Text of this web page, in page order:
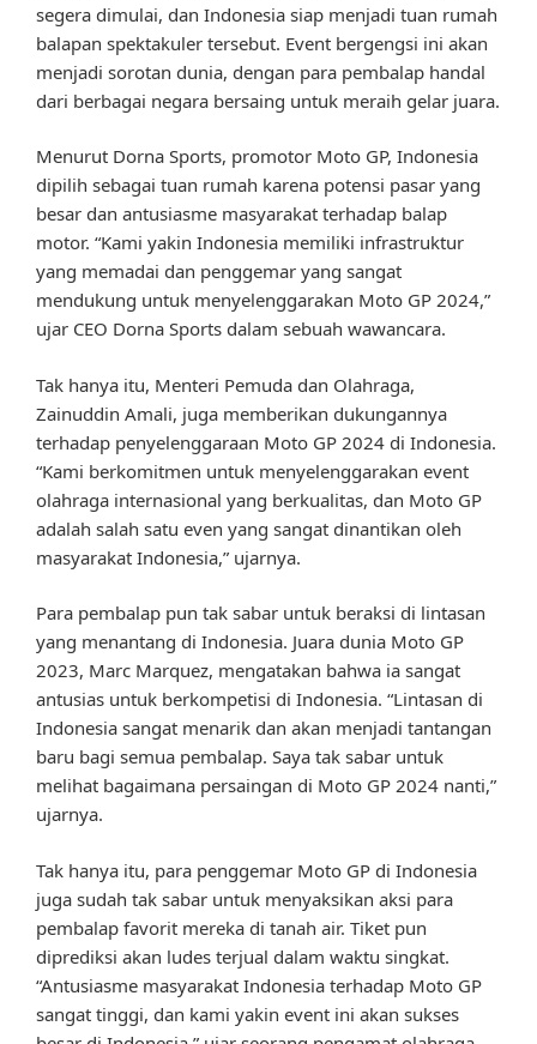
segera dimulai, dan Indonesia siap menjadi tuan rumah
balapan spektakuler tersebut. Event bergengsi ini akan
menjadi sorotan dunia, dengan para pembalap handal
dari berbagai negara bersaing untuk meraih gelar juara.
Menurut Dorna Sports, promotor Moto GP, Indonesia
dipilih sebagai tuan rumah karena potensi pasar yang
besar dan antusiasme masyarakat terhadap balap
motor. “Kami yakin Indonesia memiliki infrastruktur
yang memadai dan penggemar yang sangat
mendukung untuk menyelenggarakan Moto GP 2024,”
ujar CEO Dorna Sports dalam sebuah wawancara.
Tak hanya itu, Menteri Pemuda dan Olahraga,
Zainuddin Amali, juga memberikan dukungannya
terhadap penyelenggaraan Moto GP 2024 di Indonesia.
“Kami berkomitmen untuk menyelenggarakan event
olahraga internasional yang berkualitas, dan Moto GP
adalah salah satu even yang sangat dinantikan oleh
masyarakat Indonesia,” ujarnya.
Para pembalap pun tak sabar untuk beraksi di lintasan
yang menantang di Indonesia. Juara dunia Moto GP
2023, Marc Marquez, mengatakan bahwa ia sangat
antusias untuk berkompetisi di Indonesia. “Lintasan di
Indonesia sangat menarik dan akan menjadi tantangan
baru bagi semua pembalap. Saya tak sabar untuk
melihat bagaimana persaingan di Moto GP 2024 nanti,”
ujarnya.
Tak hanya itu, para penggemar Moto GP di Indonesia
juga sudah tak sabar untuk menyaksikan aksi para
pembalap favorit mereka di tanah air. Tiket pun
diprediksi akan ludes terjual dalam waktu singkat.
“Antusiasme masyarakat Indonesia terhadap Moto GP
sangat tinggi, dan kami yakin event ini akan sukses